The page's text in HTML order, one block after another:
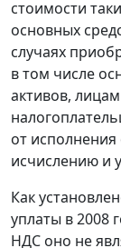
стоимости
основных
случаях
в том числе
активов,
от
исчислению и
Как
уплаты в 2008
НДС оно не